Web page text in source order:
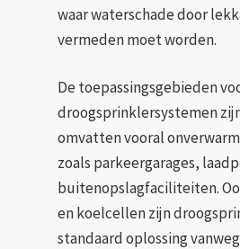
waar waterschade door
vermeden moet worden.
De toepassingsgebieden
droogsprinklersystemen
omvatten vooral
zoals parkeergarages,
buitenopslagfaciliteiten.
en koelcellen zijn
standaard oplossing